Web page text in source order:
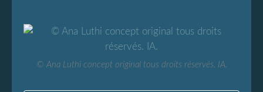
© Ana Luthi concept original tous droits réservés. IA.